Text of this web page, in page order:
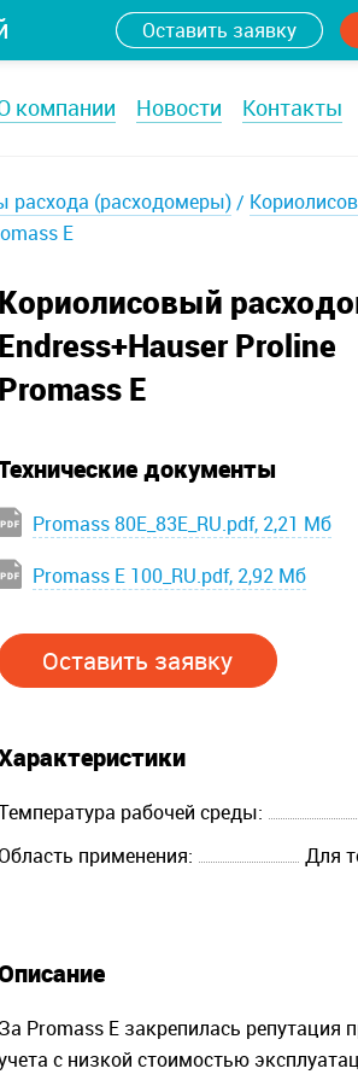
Оставить заявку
компании Новости Контакты
расхода (расходомеры)
E
Кориолисовый
Endress+Hauser Proline
Promass E
документы
Promass 80E_83E_RU.pdf, 2,21 Мб
Promass E 100_RU.pdf, 2,92 Мб
Оставить заявку
рабочей среды:
применения:
Для
За Promass E закрепилась репутация
с низкой стоимостью